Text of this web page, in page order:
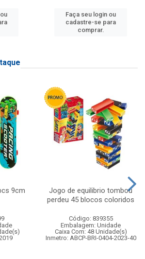
Faça seu login ou
cadastre-se para
comprar.
9cm
Jogo de equilibrio tombou
perdeu 45 blocos coloridos
Código: 839355
Embalagem: Unidade
Caixa Com: 48 Unidade(s)
Inmetro: ABCP-BRI-0404-2023-40